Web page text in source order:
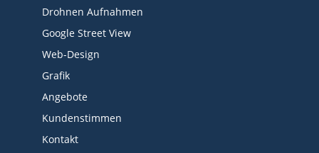
Drohnen Aufnahmen
Google Street View
Web-Design
Grafik
Angebote
Kundenstimmen
Kontakt